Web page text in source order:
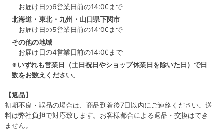
お届け日の6営業日前の14:00まで
北海道・東北・九州・山口県下関市
お届け日の5営業日前の14:00まで
その他の地域
お届け日の4営業日前の14:00まで
※いずれも営業日（土日祝日やショップ休業日を除いた日）で日
数をお数えください。
【返品】
初期不良・誤品の場合は、商品到着後7日以内にご連絡ください。送
料は弊社負担で対応致します。お客様都合による返品・交換はでき
ません。